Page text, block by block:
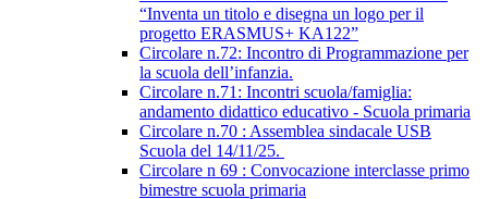
“Inventa un titolo e disegna un logo per il
progetto ERASMUS+ KA122”
Circolare n.72: Incontro di Programmazione per
la scuola dell’infanzia.
Circolare n.71: Incontri scuola/famiglia:
andamento didattico educativo - Scuola primaria
Circolare n.70 : Assemblea sindacale USB
Scuola del 14/11/25.
Circolare n 69 : Convocazione interclasse primo
bimestre scuola primaria